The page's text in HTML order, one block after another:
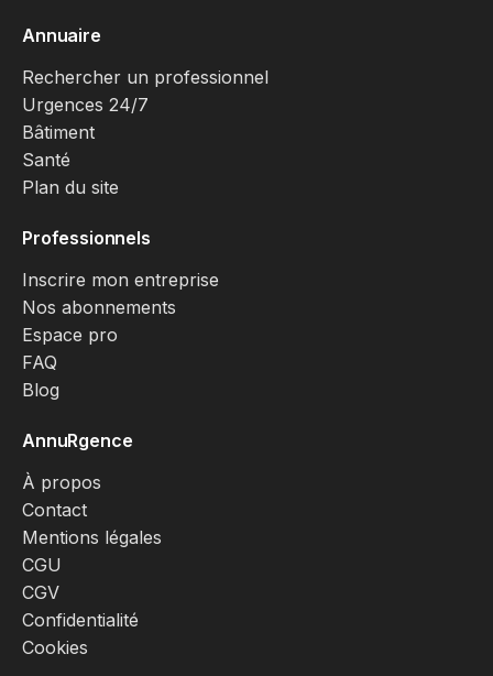
Annuaire
Rechercher un professionnel
Urgences 24/7
Bâtiment
Santé
Plan du site
Professionnels
Inscrire mon entreprise
Nos abonnements
Espace pro
FAQ
Blog
AnnuRgence
À propos
Contact
Mentions légales
CGU
CGV
Confidentialité
Cookies